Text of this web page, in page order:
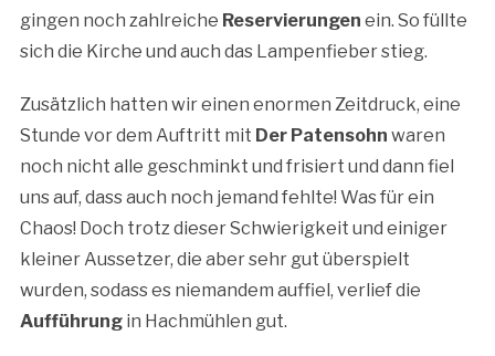
gingen noch zahlreiche Reservierungen ein. So füllte
sich die Kirche und auch das Lampenfieber stieg.
Zusätzlich hatten wir einen enormen Zeitdruck, eine
Stunde vor dem Auftritt mit Der Patensohn waren
noch nicht alle geschminkt und frisiert und dann fiel
uns auf, dass auch noch jemand fehlte! Was für ein
Chaos! Doch trotz dieser Schwierigkeit und einiger
kleiner Aussetzer, die aber sehr gut überspielt
wurden, sodass es niemandem auffiel, verlief die
Aufführungin Hachmühlen gut.